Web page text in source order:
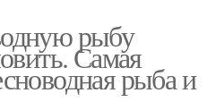
рыбу
Самая
рыба и